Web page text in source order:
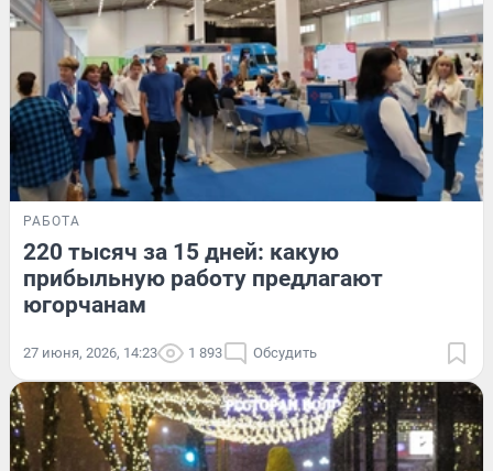
РАБОТА
220 тысяч за 15 дней: какую
прибыльную работу предлагают
югорчанам
27 июня, 2026, 14:23 1 893 Обсудить